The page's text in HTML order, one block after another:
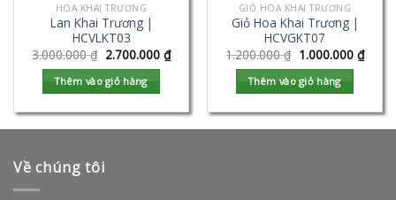
HOA KHAI TRƯƠNG
Lan Khai Trương |
HCVLKT03
3.000.000₫ 2.700.000 ₫
Thêm vào giỏ hàng
GIỎ HOA KHAI TRƯƠNG
Giỏ Hoa Khai Trương |
HCVGKT07
1.200.000₫ 1.000.000 ₫
Thêm vào giỏ hàng
Về chúng tôi